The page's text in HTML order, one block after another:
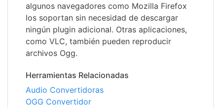
algunos navegadores como Mozilla Firefox
los soportan sin necesidad de descargar
ningún plugin adicional. Otras aplicaciones,
como VLC, también pueden reproducir
archivos Ogg.
Herramientas Relacionadas
Audio Convertidoras
OGG Convertidor